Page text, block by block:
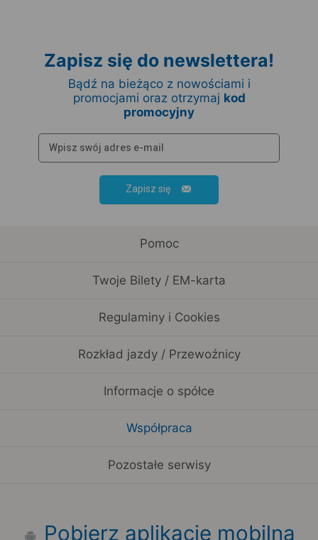
Zapisz się do newslettera!
Bądź na bieżąco z nowościami i
promocjami oraz otrzymaj kod
promocyjny
Zapisz się
Pomoc
Twoje Bilety / EM-karta
Regulaminy i Cookies
Rozkład jazdy / Przewoźnicy
Informacje o spółce
Współpraca
Pozostałe serwisy
Pobierz aplikację mobilną